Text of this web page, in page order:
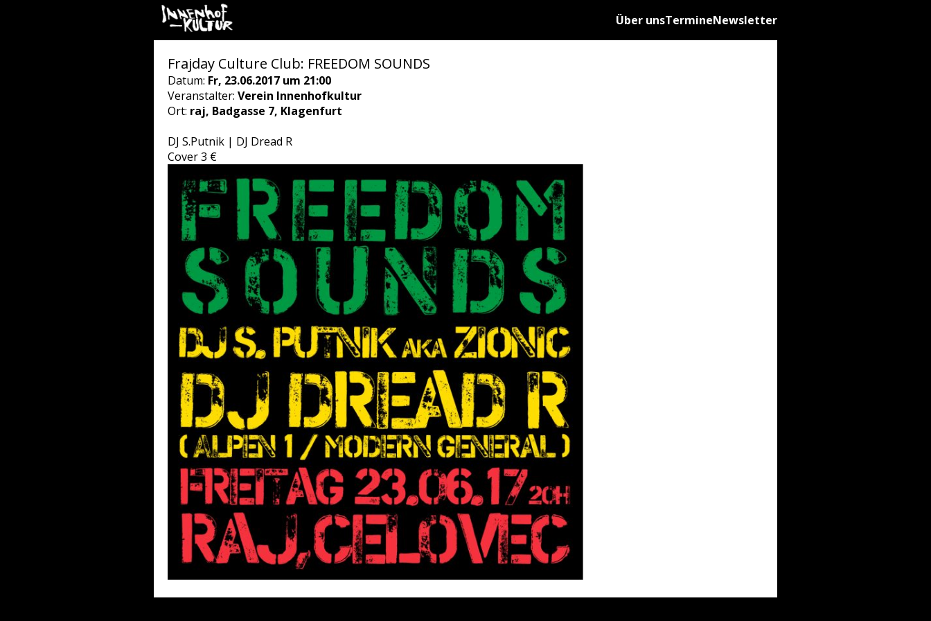
Über unsTermineNewsletter
Frajday Culture Club: FREEDOM SOUNDS
Datum: Fr, 23.06.2017 um 21:00
Veranstalter: Verein Innenhofkultur
Ort: raj, Badgasse 7, Klagenfurt
DJ S.Putnik | DJ Dread R
Cover 3 €